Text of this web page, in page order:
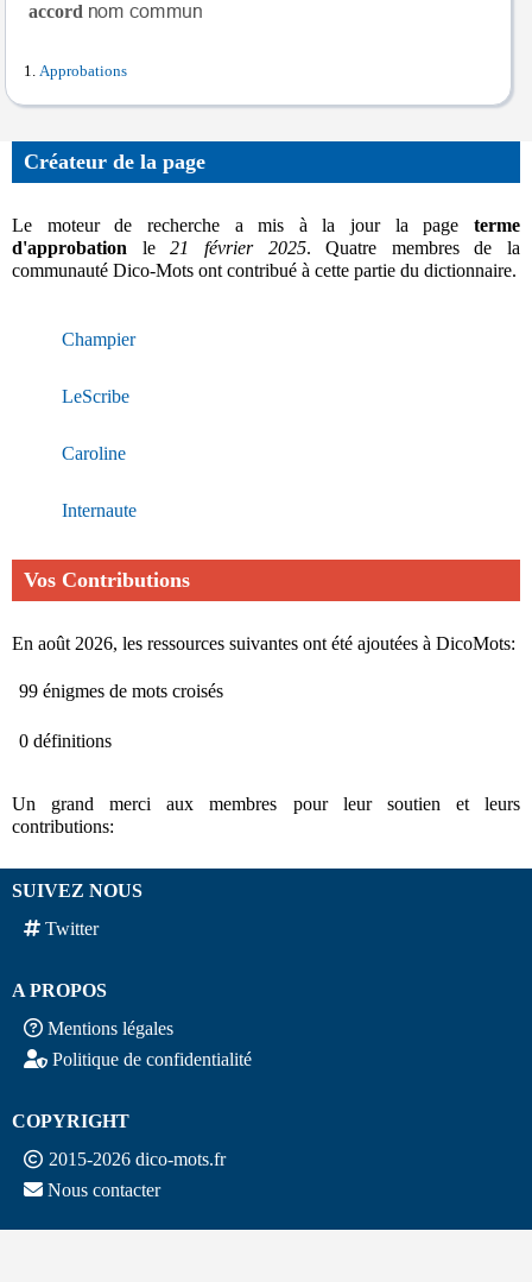
accord
Approbations
Créateur de la page
Le moteur de recherche a mis à la jour la page terme
d'approbation le21 février 2025. Quatre membres de la
communauté Dico-Mots ont contribué à cette partie du dictionnaire.
Champier
LeScribe
Caroline
Internaute
Vos Contributions
En août 2026, les ressources suivantes ont été ajoutées à DicoMots:
99 énigmes de mots croisés
0 définitions
Un grand merci aux membres pour leur soutien et leurs
contributions:
SUIVEZ NOUS
Twitter
A PROPOS
Mentions légales
Politique de confidentialité
COPYRIGHT
2015-2026 dico-mots.fr
Nous contacter